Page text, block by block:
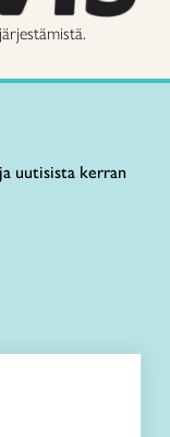
uutisista kerran